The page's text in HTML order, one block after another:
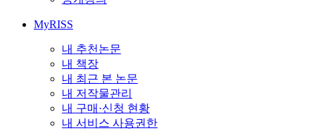
MyRISS
내 추천논문
내 책장
내 최근 본 논문
내 저작물관리
내 구매·신청 현황
내 서비스 사용권한